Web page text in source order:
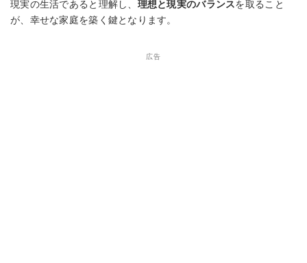
現実の生活であると理解し、 理想と現実のバランスを取ること
が、幸せな家庭を築く鍵となります。
広告